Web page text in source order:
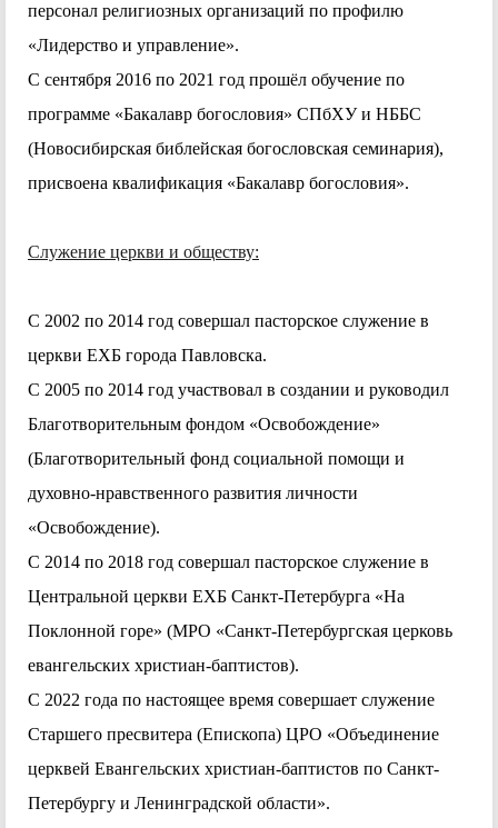
персонал религиозных организаций по профилю
«Лидерство и управление».
С сентября 2016 по 2021 год прошёл обучение по
программе «Бакалавр богословия» СПбХУ и НББС
(Новосибирская библейская богословская семинария),
присвоена квалификация «Бакалавр богословия».
Служение церкви и обществу:
С 2002 по 2014 год совершал пасторское служение в
церкви ЕХБ города Павловска.
С 2005 по 2014 год участвовал в создании и руководил
Благотворительным фондом «Освобождение»
(Благотворительный фонд социальной помощи и
духовно-нравственного развития личности
«Освобождение).
С 2014 по 2018 год совершал пасторское служение в
Центральной церкви ЕХБ Санкт-Петербурга «На
Поклонной горе» (МРО «Санкт-Петербургская церковь
евангельских христиан-баптистов).
С 2022 года по настоящее время совершает служение
Старшего пресвитера (Епископа) ЦРО «Объединение
церквей Евангельских христиан-баптистов по Санкт-
Петербургу и Ленинградской области».